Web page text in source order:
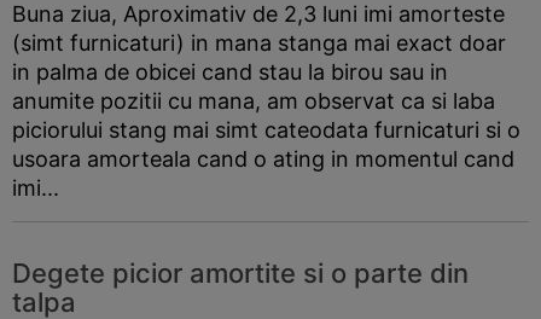
Buna ziua, Aproximativ de 2,3 luni imi amorteste
(simt furnicaturi) in mana stanga mai exact doar
in palma de obicei cand stau la birou sau in
anumite pozitii cu mana, am observat ca si laba
piciorului stang mai simt cateodata furnicaturi si o
usoara amorteala cand o ating in momentul cand
imi...
Degete picior amortite si o parte din
talpa